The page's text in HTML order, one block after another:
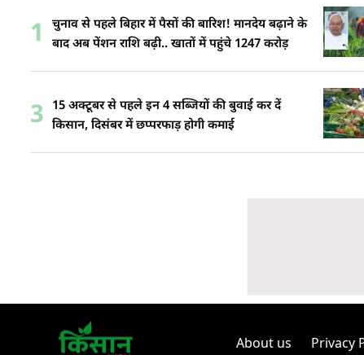
1
चुनाव से पहले बिहार में पैसों की बारिश! मानदेय बढ़ाने के
बाद अब पेंशन राशि बढ़ी.. खातों में पहुंचे 1247 करोड़
3
15 अक्टूबर से पहले इन 4 सब्जियों की बुवाई कर दें
किसान, दिसंबर में छप्परफाड़ होगी कमाई
About us Privacy